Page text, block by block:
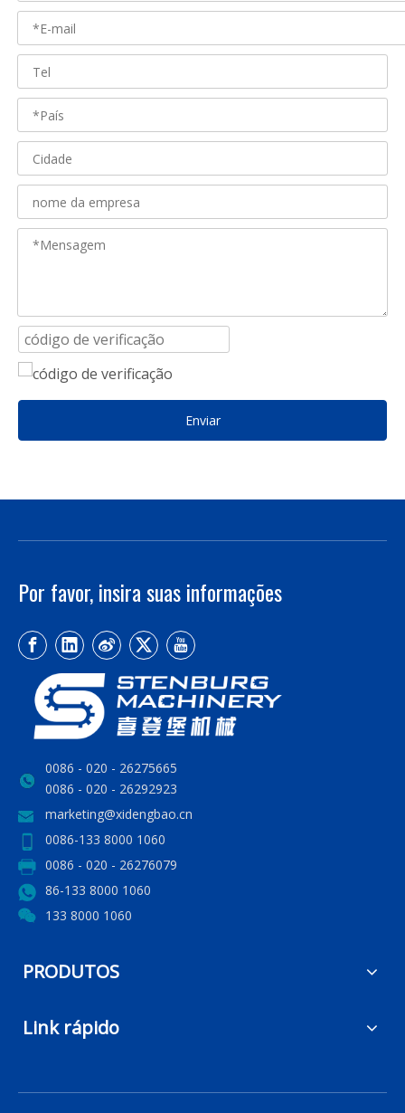
Enviar
Por favor, insira suas informações
0086 - 020 - 26275665
0086 - 020 - 26292923
marketing@xidengbao.cn
0086-133 8000 1060
0086 - 020 - 26276079
86-133 8000 1060
133 8000 1060
PRODUTOS
Link rápido